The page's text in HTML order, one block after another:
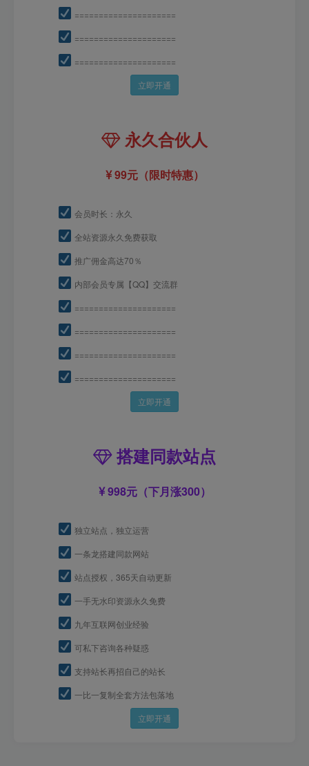
=====================
=====================
=====================
立即开通
永久合伙人
99元（限时特惠）
会员时长：永久
全站资源永久免费获取
推广佣金高达70％
内部会员专属【QQ】交流群
=====================
=====================
=====================
=====================
立即开通
搭建同款站点
998元（下月涨300）
独立站点，独立运营
一条龙搭建同款网站
站点授权，365天自动更新
一手无水印资源永久免费
九年互联网创业经验
可私下咨询各种疑惑
支持站长再招自己的站长
一比一复制全套方法包落地
立即开通